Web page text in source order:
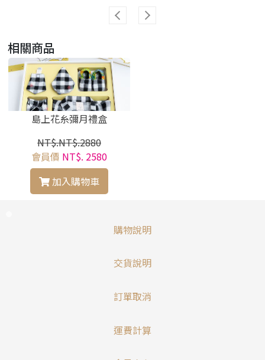
相關商品
島上花糸彌月禮盒
NT$.NT$.2880
會員價 NT$. 2580
加入購物車
購物說明
交貨說明
訂單取消
運費計算